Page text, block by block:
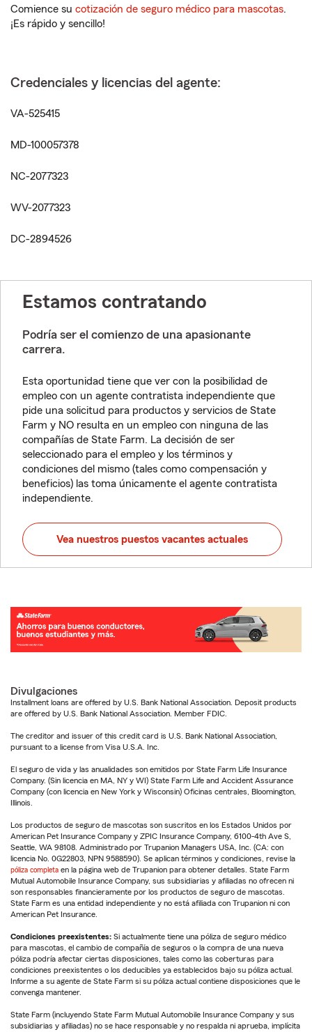
Comience su cotización de seguro médico para mascotas.
¡Es rápido y sencillo!
Credenciales y licencias del agente:
VA-525415
MD-100057378
NC-2077323
WV-2077323
DC-2894526
Estamos contratando
Podría ser el comienzo de una apasionante
carrera.
Esta oportunidad tiene que ver con la posibilidad de
empleo con un agente contratista independiente que
pide una solicitud para productos y servicios de State
Farm y NO resulta en un empleo con ninguna de las
compañías de State Farm. La decisión de ser
seleccionado para el empleo y los términos y
condiciones del mismo (tales como compensación y
beneficios) las toma únicamente el agente contratista
independiente.
Vea nuestros puestos vacantes actuales
Divulgaciones
Installment loans are offered by U.S. Bank National Association. Deposit products
are offered by U.S. Bank National Association. Member FDIC.
The creditor and issuer of this credit card is U.S. Bank National Association,
pursuant to a license from Visa U.S.A. Inc.
El seguro de vida y las anualidades son emitidos por State Farm Life Insurance
Company. (Sin licencia en MA, NY y WI) State Farm Life and Accident Assurance
Company (con licencia en New York y Wisconsin) Oficinas centrales, Bloomington,
Illinois.
Los productos de seguro de mascotas son suscritos en los Estados Unidos por
American Pet Insurance Company y ZPIC Insurance Company, 6100-4th Ave S,
Seattle, WA 98108. Administrado por Trupanion Managers USA, Inc. (CA: con
licencia No. 0G22803, NPN 9588590). Se aplican términos y condiciones, revise la
póliza completa en la página web de Trupanion para obtener detalles. State Farm
Mutual Automobile Insurance Company, sus subsidiarias y afiliadas no ofrecen ni
son responsables financieramente por los productos de seguro de mascotas.
State Farm es una entidad independiente y no está afiliada con Trupanion ni con
American Pet Insurance.
Condiciones preexistentes: Si actualmente tiene una póliza de seguro médico
para mascotas, el cambio de compañía de seguros o la compra de una nueva
póliza podría afectar ciertas disposiciones, tales como las coberturas para
condiciones preexistentes o los deducibles ya establecidos bajo su póliza actual.
Informe a su agente de State Farm si su póliza actual contiene disposiciones que le
convenga mantener.
State Farm (incluyendo State Farm Mutual Automobile Insurance Company y sus
subsidiarias y afiliadas) no se hace responsable y no respalda ni aprueba, implícita